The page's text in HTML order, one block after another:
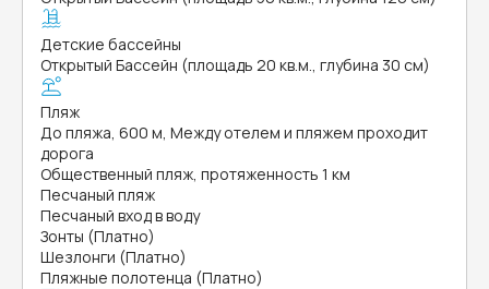
Детские бассейны
Открытый Бассейн (площадь 20 кв.м., глубина 30 см)
Пляж
До пляжа, 600 м, Между отелем и пляжем проходит
дорога
Общественный пляж, протяженность 1 км
Песчаный пляж
Песчаный вход в воду
Зонты (Платно)
Шезлонги (Платно)
Пляжные полотенца (Платно)